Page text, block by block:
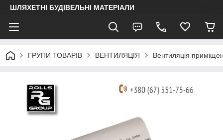
ШЛЯХЕТНІ БУДІВЕЛЬНІ МАТЕРІАЛИ
ГРУПИ ТОВАРІВ ВЕНТИЛЯЦІЯ Вентиляція